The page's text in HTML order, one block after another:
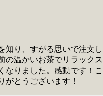
知り、すがる思いで注文し
の温かいお茶でリラックス
なりました。感動です！こ
がとうございます！